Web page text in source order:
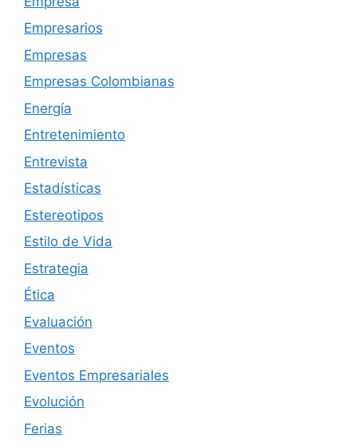
Empresarios
Empresas
Empresas Colombianas
Energía
Entretenimiento
Entrevista
Estadísticas
Estereotipos
Estilo de Vida
Estrategia
Ética
Evaluación
Eventos
Eventos Empresariales
Evolución
Ferias